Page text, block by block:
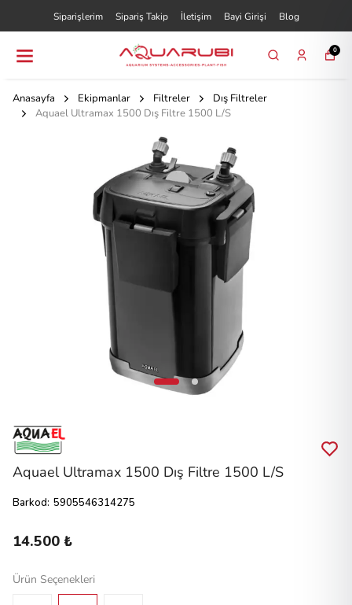
Siparişlerim Sipariş Takip İletişim Bayi Girişi Blog
0
Anasayfa Ekipmanlar Filtreler
Dış Filtreler
Aquael Ultramax 1500 Dış Filtre 1500 L/S
Aquael Ultramax 1500 Dış Filtre 1500 L/S
Barkod: 5905546314275
14.500 ₺
Ürün Seçenekleri